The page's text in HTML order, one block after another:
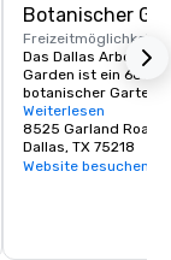
Botanischer
Freizeitmöglichkeiten
Das Dallas
Garden ist ein 66
botanischer Garten
Road in East Dallas,
südöstlichen Ufer
Weiterlesen
8525 Garland Road
Dallas, TX 75218
Website besuchen